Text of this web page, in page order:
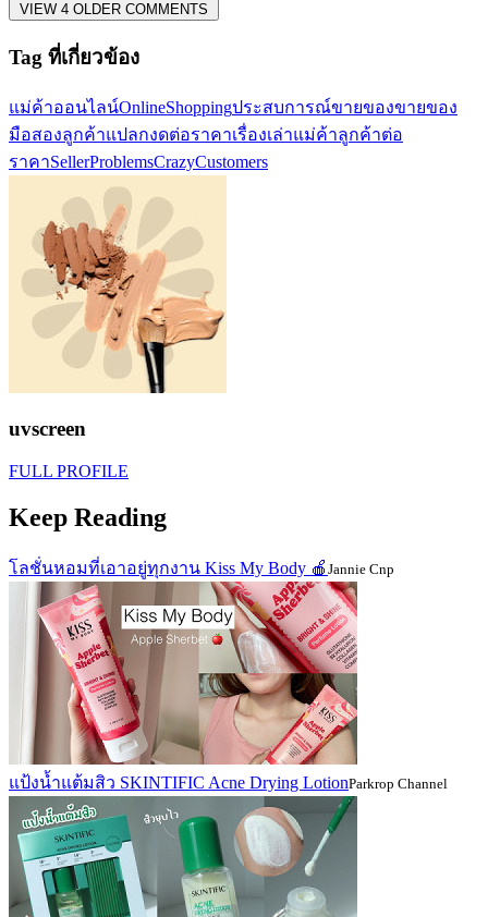
VIEW 4 OLDER COMMENTS
Tag ที่เกี่ยวข้อง
แม่ค้าออนไลน์OnlineShoppingประสบการณ์ขายของขายของ
มือสองลูกค้าแปลกงดต่อราคาเรื่องเล่าแม่ค้าลูกค้าต่อ
ราคาSellerProblemsCrazyCustomers
uvscreen
FULL PROFILE
Keep Reading
โลชั่นหอมที่เอาอยู่ทุกงาน Kiss My Body 🍎 Jannie Cnp
แป้งน้ำแต้มสิว SKINTIFIC Acne Drying LotionParkrop Channel